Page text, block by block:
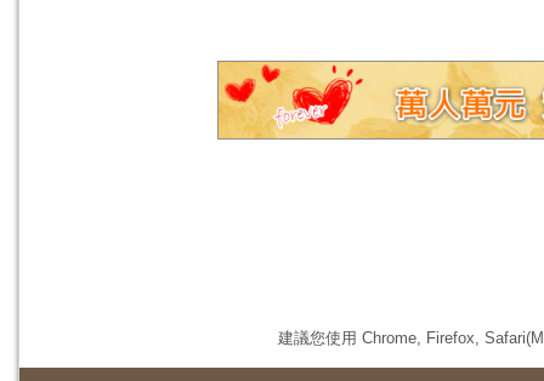
建議您使用 Chrome, Firefox,